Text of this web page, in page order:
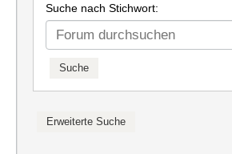
Suche nach Stichwort: